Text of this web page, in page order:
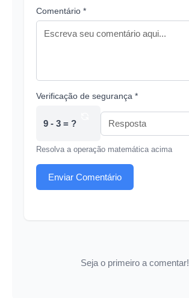
Comentário *
Verificação de segurança *
9 - 3 = ?
Resolva a operação matemática acima
Enviar Comentário
Seja o primeiro a comentar!